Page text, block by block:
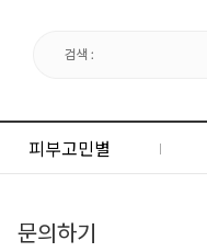
피부고민별
문의하기